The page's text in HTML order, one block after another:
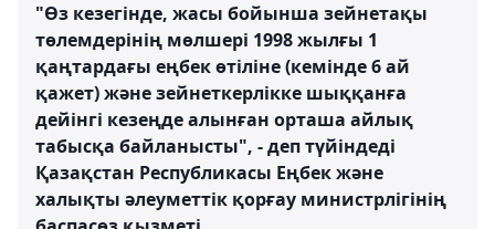
"Өз кезегінде, жасы бойынша зейнетақы
төлемдерінің мөлшері 1998 жылғы 1
қаңтардағы еңбек өтіліне (кемінде 6 ай
қажет) және зейнеткерлікке шыққанға
дейінгі кезеңде алынған орташа айлық
табысқа байланысты", - деп түйіндеді
Қазақстан Республикасы Еңбек және
халықты әлеуметтік қорғау министрлігінің